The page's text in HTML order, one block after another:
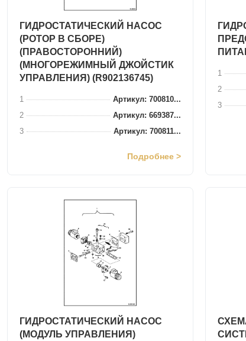
ГИДРОСТАТИЧЕСКИЙ НАСОС
(РОТОР В СБОРЕ)
(ПРАВОСТОРОННИЙ)
(МНОГОРЕЖИМНЫЙ ДЖОЙСТИК
УПРАВЛЕНИЯ) (R902136745)
1
Артикул: 700810...
2
Артикул: 669387...
3
Артикул: 700811...
Подробнее >
1
2
3
ГИДРОСТАТИЧЕСКИЙ НАСОС
(МОДУЛЬ УПРАВЛЕНИЯ)